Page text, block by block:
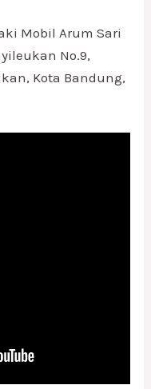
Mobil Arum Sari
No.9,
Kota Bandung,